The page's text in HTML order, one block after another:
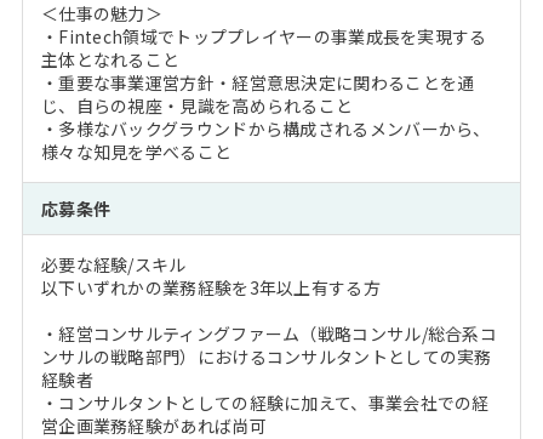
＜仕事の魅力＞
・Fintech領域でトッププレイヤーの事業成長を実現する
主体となれること
・重要な事業運営方針・経営意思決定に関わることを通
じ、自らの視座・見識を高められること
・多様なバックグラウンドから構成されるメンバーから、
様々な知見を学べること
応募条件
必要な経験/スキル
以下いずれかの業務経験を3年以上有する方
・経営コンサルティングファーム（戦略コンサル/総合系コ
ンサルの戦略部門）におけるコンサルタントとしての実務
経験者
・コンサルタントとしての経験に加えて、事業会社での経
営企画業務経験があれば尚可